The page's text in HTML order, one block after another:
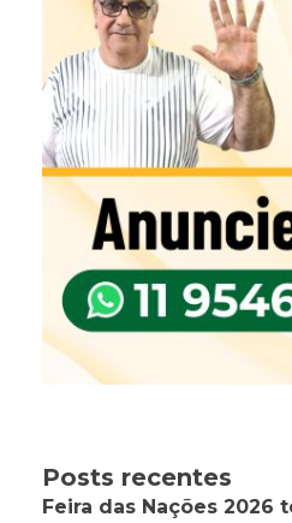
Posts recentes
Feira das Nações 2026